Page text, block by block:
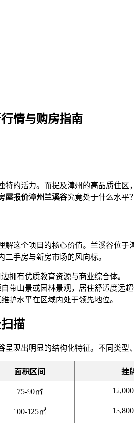
：最新行情与购房
情与购房指南
的活力。而提及漳州的高品质住区，
屋报价漳州兰溪谷究竟处于什么水平
解这个项目的核心价值。兰溪谷位
手房与新房市场的风向标。
拥有优质教育资源与商业综合体。
带山景或园林景观，居住舒适度远超
护水平在区域内处于领先地位。
描
呈现出明显的结构化特征。不同类型
面积区间 挂
75-90㎡
100-125㎡